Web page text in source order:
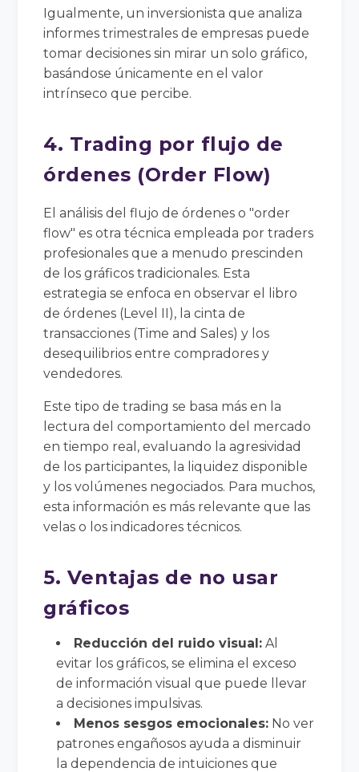
Igualmente, un inversionista que analiza
informes trimestrales de empresas puede
tomar decisiones sin mirar un solo gráfico,
basándose únicamente en el valor
intrínseco que percibe.
4. Trading por flujo de
órdenes (Order Flow)
El análisis del flujo de órdenes o "order
flow" es otra técnica empleada por traders
profesionales que a menudo prescinden
de los gráficos tradicionales. Esta
estrategia se enfoca en observar el libro
de órdenes (Level II), la cinta de
transacciones (Time and Sales) y los
desequilibrios entre compradores y
vendedores.
Este tipo de trading se basa más en la
lectura del comportamiento del mercado
en tiempo real, evaluando la agresividad
de los participantes, la liquidez disponible
y los volúmenes negociados. Para muchos,
esta información es más relevante que las
velas o los indicadores técnicos.
5. Ventajas de no usar
gráficos
Reducción del ruido visual: Al
evitar los gráficos, se elimina el exceso
de información visual que puede llevar
a decisiones impulsivas.
Menos sesgos emocionales: No ver
patrones engañosos ayuda a disminuir
la dependencia de intuiciones que